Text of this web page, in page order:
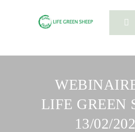
LIFE GREEN
13/02/